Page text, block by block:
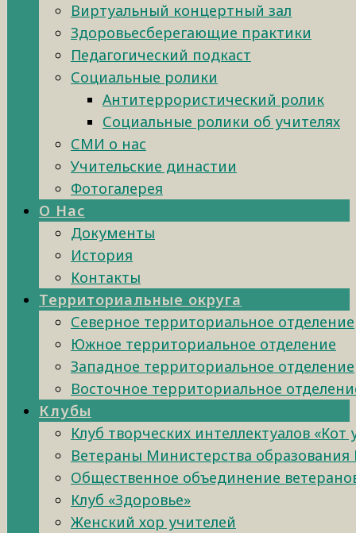
Виртуальный концертный зал
Здоровьесберегающие практики
Педагогический подкаст
Социальные ролики
Антитеррористический ролик
Социальные ролики об учителях
СМИ о нас
Учительские династии
Фотогалерея
О Нас
Документы
История
Контакты
Территориальные округа
Северное территориальное отделение
Южное территориальное отделение
Западное территориальное отделение
Восточное территориальное
Клубы
Клуб творческих интеллектуалов «Кот
Ветераны Министерства образования
Общественное объединение
Клуб «Здоровье»
Женский хор учителей